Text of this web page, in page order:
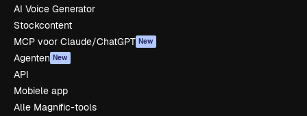
AI Voice Generator
Stockcontent
MCP voor Claude/ChatGPT New
Agenten New
API
Mobiele app
Alle Magnific-tools